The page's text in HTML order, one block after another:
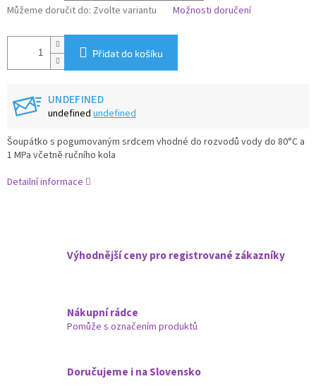
Můžeme doručit do: Zvolte variantu Možnosti doručení
Přidat do košíku
UNDEFINED
undefined undefined
Šoupátko s pogumovaným srdcem vhodné do rozvodů vody do 80°C a
1 MPa včetně ručního kola
Detailní informace
Výhodnější ceny pro registrované zákazníky
Nákupní rádce
Pomůže s označením produktů
Doručujeme i na Slovensko